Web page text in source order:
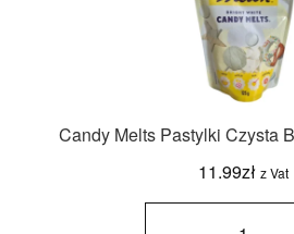
Candy Melts Pastylki Czysta
11.99zł z Vat
ilość